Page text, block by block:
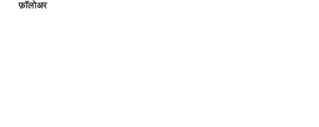
फ़ॉलोअर